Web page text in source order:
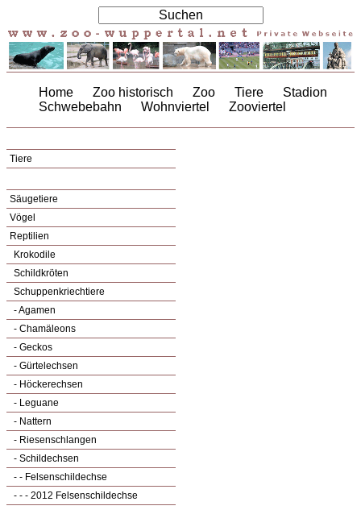
Home Zoo historisch Zoo Tiere
Stadion
Schwebebahn
Wohnviertel Zooviertel
Tiere
Säugetiere
Vögel
Reptilien
Krokodile
Schildkröten
Schuppenkriechtiere
- Agamen
- Chamäleons
- Geckos
- Gürtelechsen
- Höckerechsen
- Leguane
- Nattern
- Riesenschlangen
- Schildechsen
- - Felsenschildechse
- - - 2012 Felsenschildechse